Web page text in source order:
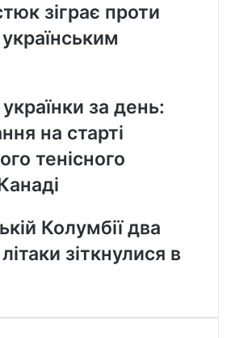
зіграє проти
за день:
на старті
тенісного
Колумбії два
зіткнулися в